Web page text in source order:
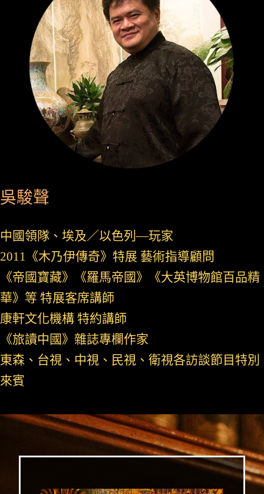
吳駿聲
中國領隊、埃及／以色列—玩家
2011《木乃伊傳奇》特展 藝術指導顧問
《帝國寶藏》《羅馬帝國》《大英博物館百品精
華》等 特展客席講師
康軒文化機構 特約講師
《旅讀中國》雜誌專欄作家
東森、台視、中視、民視、衛視各訪談節目特別
來賓